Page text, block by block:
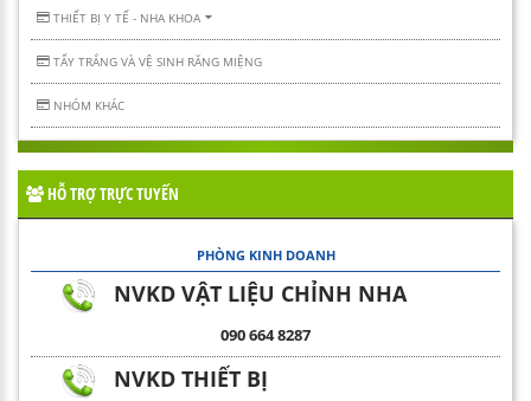
THIẾT BỊ Y TẾ - NHA KHOA
TẨY TRẮNG VÀ VỆ SINH RĂNG MIỆNG
NHÓM KHÁC
HỖ TRỢ TRỰC TUYẾN
PHÒNG KINH DOANH
NVKD VẬT LIỆU CHỈNH NHA
090 664 8287
NVKD THIẾT BỊ